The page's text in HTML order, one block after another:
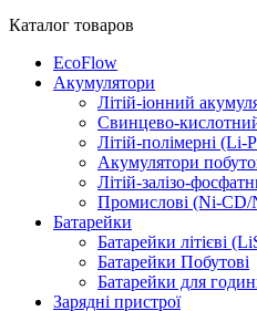
Каталог товаров
EcoFlow
Акумулятори
Літій-іонний
Свинцево-
Літій-полімерні (Li-
Акумулятори
Літій-залізо-
Промислові (Ni-
Батарейки
Батарейки літієві
Батарейки Побутові
Батарейки для
Зарядні пристрої